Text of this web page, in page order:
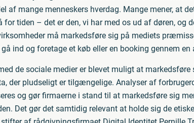
af mange menneskers hverdag. Mange mener, at
tiden – det er den, vi har med os ud af døren, og
må markedsføre sig på mediets
ind og foretage et køb eller en booking gennem en
de sociale medier er blevet muligt at
der pludseligt er tilgængelige. Analyser af
og gør firmaerne i stand til at markedsføre sig
Det gør det samtidig relevant at holde sig de